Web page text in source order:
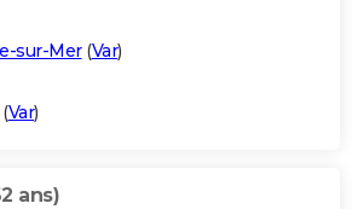
sur-Mer(Var)
(Var)
ans)